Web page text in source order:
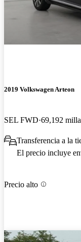
2019 Volkswagen Arteon
SEL FWD 69,192
Transferencia a la
El precio incluye
Precio alto